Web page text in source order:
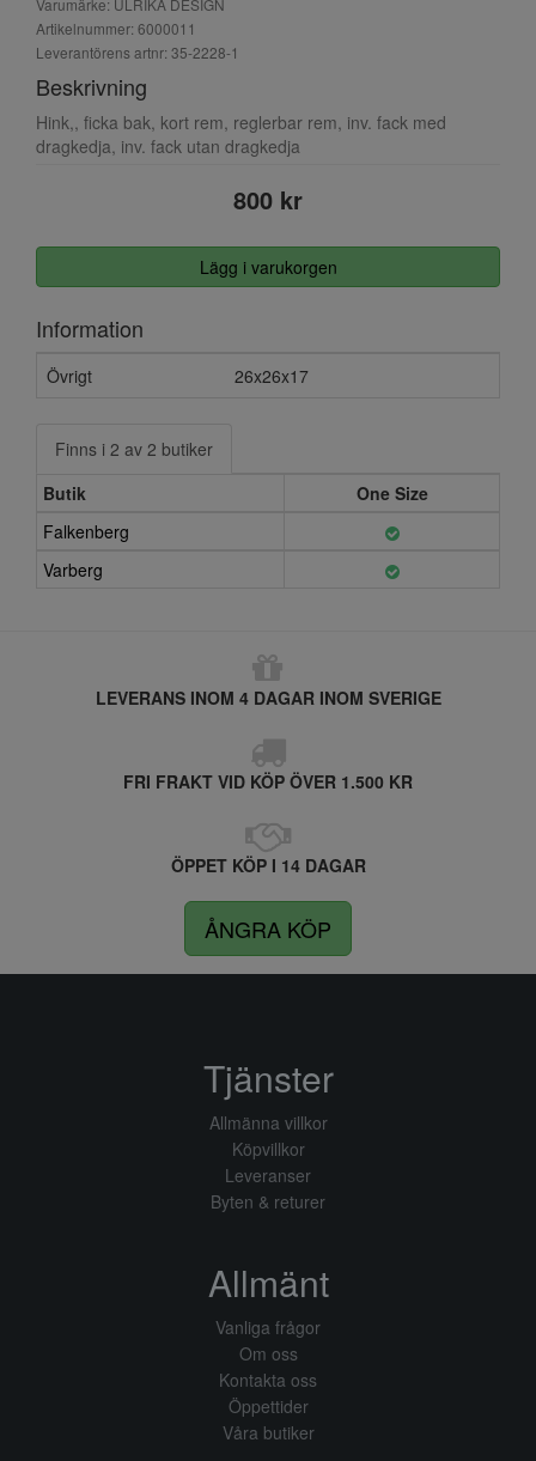
Varumärke: ULRIKA DESIGN
Artikelnummer: 6000011
Leverantörens artnr: 35-2228-1
Beskrivning
Hink,, ficka bak, kort rem, reglerbar rem, inv. fack med
dragkedja, inv. fack utan dragkedja
800 kr
Lägg i varukorgen
Information
Övrigt 26x26x17
Finns i 2 av 2 butiker
Butik
One Size
Falkenberg
Varberg
LEVERANS INOM 4 DAGAR INOM SVERIGE
FRI FRAKT VID KÖP ÖVER 1.500 KR
ÖPPET KÖP I 14 DAGAR
ÅNGRA KÖP
Tjänster
Allmänna villkor
Köpvillkor
Leveranser
Byten & returer
Allmänt
Vanliga frågor
Om oss
Kontakta oss
Öppettider
Våra butiker